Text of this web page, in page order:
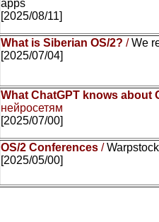
apps
[2025/08/11]
What is Siberian OS/2? /We
[2025/07/04]
What ChatGPT knows about
нейросетям
[2025/07/00]
OS/2 Conferences /
[2025/05/00]